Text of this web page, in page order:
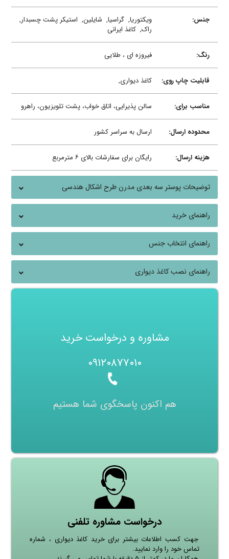
جنس: ویکتوریا,گراسیا, شایلین, استیکر پشت چسبدار,
راک,کاغذ ایرانی
رنگ: فیروزه ای ، طلایی
قابلیت چاپ روی: کاغذ دیواری,
مناسب برای: سالن پذیرایی، اتاق خواب، پشت تلویزیون، راهرو
محدوده ارسال: ارسال به سراسر کشور
هزینه ارسال: رایگان برای سفارشات بالای ۶ مترمربع
توضیحات پوستر سه بعدی مدرن طرح اشکال هندسی
راهنمای خرید
راهنمای انتخاب جنس
راهنمای نصب کاغذ دیواری
مشاوره و درخواست خرید
۰۹۱۲۰۸۷۷۰۱۰
هم اکنون پاسخگوی شما هستیم
درخواست مشاوره تلفنی
جهت کسب اطلاعات بیشتر برای خرید کاغذ دیواری ، شماره
تماس خود را وارد نمایید.